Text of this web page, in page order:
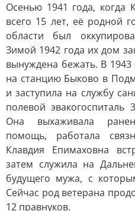
Осенью 1941 года, когда
всего 15 лет, её родной
области был
Зимой 1942 года их дом
вынуждена бежать. В 1943
на станцию Быково в
и заступила на службу
полевой эвакогоспиталь
Она выхаживала
помощь, работала
Клавдия Епимаховна
затем служила на
будущего мужа, с
Сейчас род ветерана
12 правнуков.